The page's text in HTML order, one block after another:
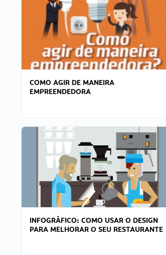
COMO AGIR DE MANEIRA
EMPREENDEDORA
INFOGRÁFICO: COMO USAR O DESIGN
PARA MELHORAR O SEU RESTAURANTE